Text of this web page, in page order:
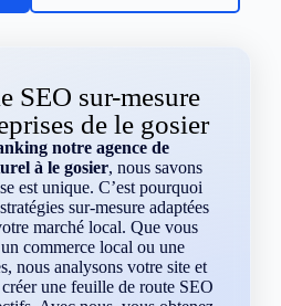
SEO sur-mesure
de le gosier
notre agence de
à le gosier, nous savons
est unique. C’est pourquoi
sur-mesure adaptées
marché local. Que vous
commerce local ou une
nous analysons votre site et
une feuille de route SEO